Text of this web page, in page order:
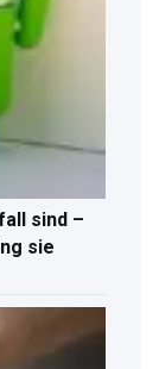
sind –
sie